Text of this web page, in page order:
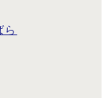
ら